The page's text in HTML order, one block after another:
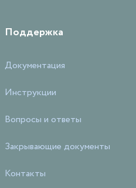
Поддержка
Документация
Инструкции
Вопросы и ответы
Закрывающие документы
Контакты